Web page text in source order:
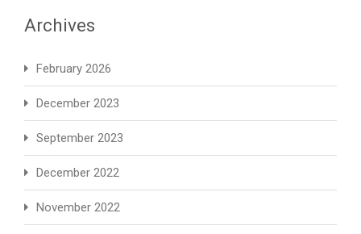
Archives
February 2026
December 2023
September 2023
December 2022
November 2022